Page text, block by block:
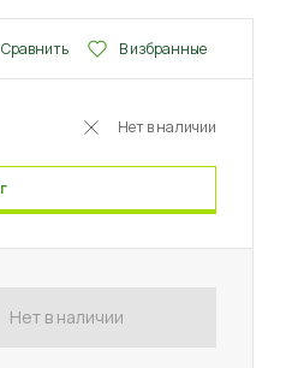
Сравнить В избранные
Нет в наличии
Нет в наличии